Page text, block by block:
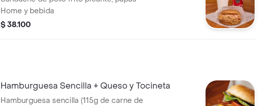
Home y bebida
$ 38.100
Hamburguesa Sencilla + Queso y Tocineta
Hamburguesa sencilla (115g de carne de